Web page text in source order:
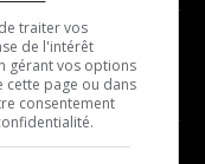
franco
traiter vos
de l'intérêt
gérant vos options
cette page ou dans
consentement